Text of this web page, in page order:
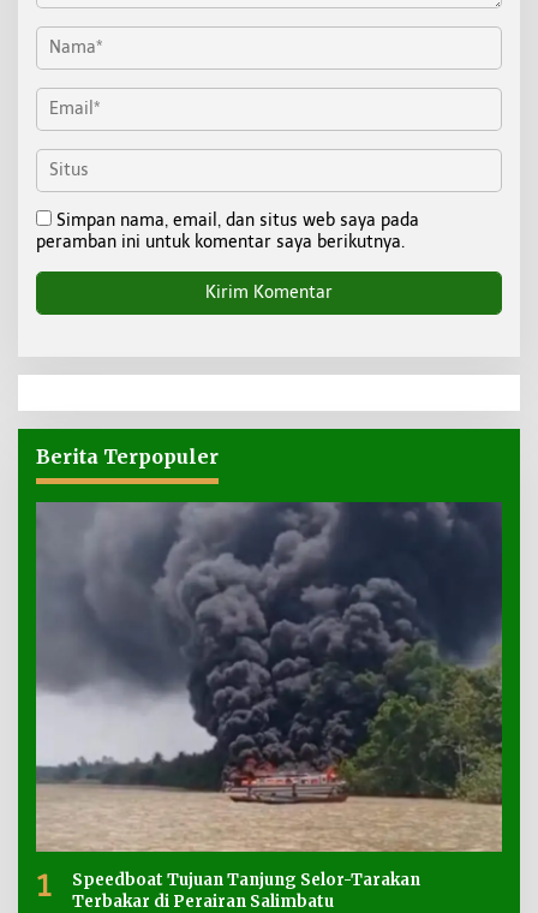
Simpan nama, email, dan situs web saya pada
peramban ini untuk komentar saya berikutnya.
Berita Terpopuler
1
Speedboat Tujuan Tanjung Selor-Tarakan
Terbakar di Perairan Salimbatu